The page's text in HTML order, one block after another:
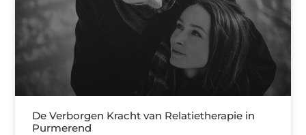
De Verborgen Kracht van Relatietherapie in
Purmerend